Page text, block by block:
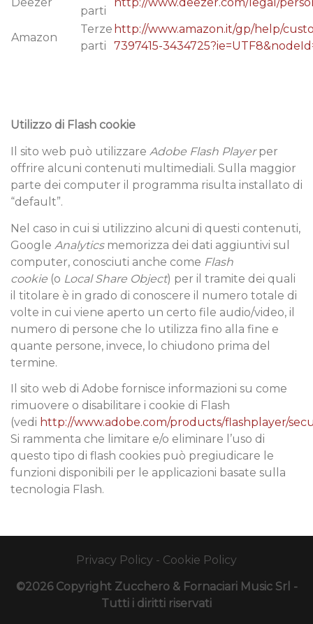
parti
Amazon
Terze
parti
http://www.amazon.it/gp/help/
7397415-
Utilizzo di Flash cookie
Il sito web può utilizzare Adobe Flash Playerper
offrire alcuni contenuti multimediali. Sulla maggior
parte dei computer il programma risulta installato di
“default”.
Nel caso in cui si utilizzino alcuni di questi contenuti,
Google Analyticsmemorizza dei dati aggiuntivi sul
computer, conosciuti anche come Flash
cookie (o Local Share Object) per il tramite dei quali
il titolare è in grado di conoscere il numero totale di
volte in cui viene aperto un certo file audio/video, il
numero di persone che lo utilizza fino alla fine e
quante persone, invece, lo chiudono prima del
termine.
Il sito web di Adobe fornisce informazioni su come
rimuovere o disabilitare i cookie di Flash
(vedi http://www.adobe.com/products/flashplayer/
Si rammenta che limitare e/o eliminare l’uso di
questo tipo di flash cookies può pregiudicare le
funzioni disponibili per le applicazioni basate sulla
tecnologia Flash.
Privacy Policy - Cookie Policy
©2026 Copyright Zucchero & Fornaciari Music Srl -
Tutti i diritti riservati